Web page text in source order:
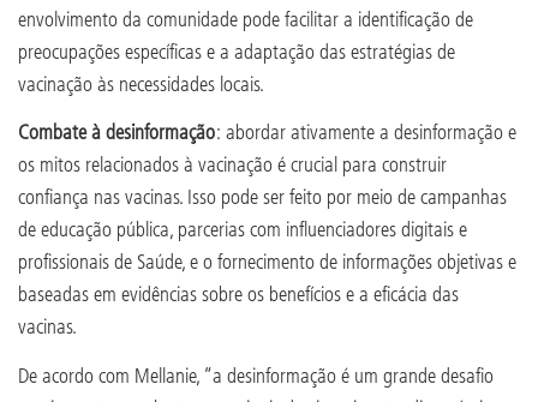
envolvimento da comunidade pode facilitar a identificação de
preocupações específicas e a adaptação das estratégias de
vacinação às necessidades locais.
Combate à desinformação: abordar ativamente a desinformação e
os mitos relacionados à vacinação é crucial para construir
confiança nas vacinas. Isso pode ser feito por meio de campanhas
de educação pública, parcerias com influenciadores digitais e
profissionais de Saúde, e o fornecimento de informações objetivas e
baseadas em evidências sobre os benefícios e a eficácia das
vacinas.
De acordo com Mellanie, “a desinformação é um grande desafio